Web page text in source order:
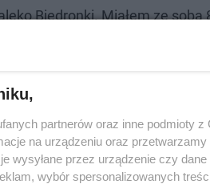
Biedronki. Miałem ze sobą
się błyskawicznie, końca
Świętojański rozkochał
partnerów oraz inne podmioty
na urządzeniu oraz
wysyłane przez urządzenie czy
wybór spersonalizowanych